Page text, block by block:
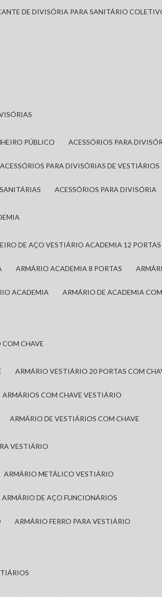
DE DIVISÓRIA PARA SANITÁRIO
PÚBLICO ACESSÓRIOS PARA
ACESSÓRIOS PARA DIVISÓRIAS DE VESTIÁRIOS
ACESSÓRIOS PARA DIVISÓRIA
DE AÇO VESTIÁRIO ACADEMIA 12 PORTAS
ARMÁRIO ACADEMIA 8 PORTAS
ACADEMIA ARMÁRIO DE ACADEMIA
COM CHAVE
ARMÁRIO VESTIÁRIO 20 PORTAS COM
ARMÁRIOS COM CHAVE VESTIÁRIO
ARMÁRIO DE VESTIÁRIOS COM CHAVE
VESTIÁRIO
ARMÁRIO METÁLICO VESTIÁRIO
ARMÁRIO DE AÇO FUNCIONÁRIOS
ARMÁRIO FERRO PARA VESTIÁRIO